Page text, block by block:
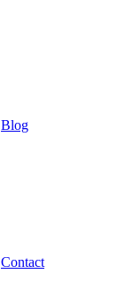
Blog
Contact